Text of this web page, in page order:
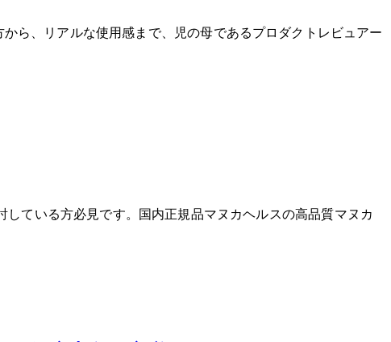
ら、リアルな使用感まで、2児の母であるプロダクトレビュアー
購入を検討している方必見です。国内正規品(マヌカヘルス)の高品質マヌカ